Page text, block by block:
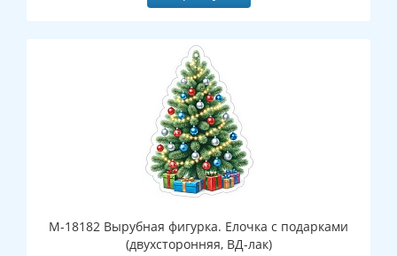
М-18182 Вырубная фигурка. Елочка с подарками
(двухсторонняя, ВД-лак)